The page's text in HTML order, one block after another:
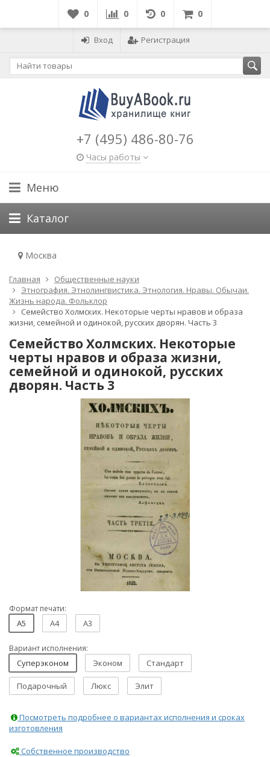
0 0 0 0
Вход Регистрация
+7 (495) 486-80-76
Часы работы
Меню
Каталог
Москва
Главная
Общественные науки
Этнография. Этнолингвистика. Этнология. Нравы. Обычаи.
Жизнь народа. Фольклор
Семейство Холмских. Некоторые черты нравов и образа
жизни, семейной и одинокой, русских дворян. Часть 3
Семейство Холмских. Некоторые
черты нравов и образа жизни,
семейной и одинокой, русских
дворян. Часть 3
Формат печати:
A5 A4 A3
Вариант исполнения:
Суперэконом Эконом Стандарт
Подарочный Люкс Элит
Посмотреть подробнее о вариантах исполнения и сроках
изготовления
Собственное производство